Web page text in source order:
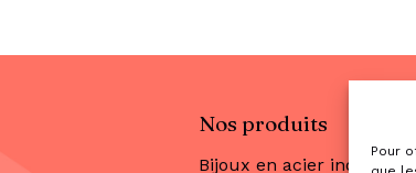
Pour
Nos produits
Bijoux en acier